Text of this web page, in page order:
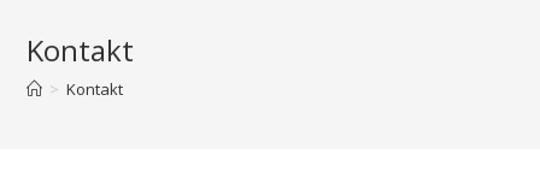
Kontakt
> Kontakt